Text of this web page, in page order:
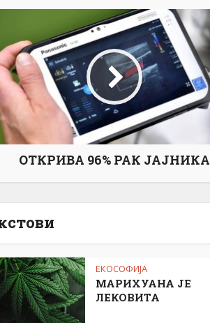
ОТКРИВА 96% РАК ЈАЈНИКА
ЕКОСОФИЈА
МАРИХУАНА ЈЕ
ЛЕКОВИТА